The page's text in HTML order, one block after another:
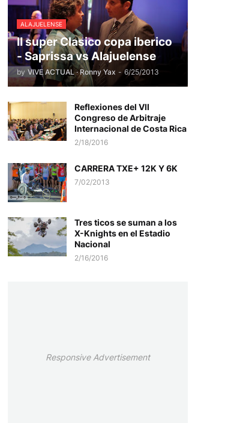
ALAJUELENSE
II super Clasico copa iberico
- Saprissa vs Alajuelense
by VIVE ACTUAL · Ronny Yax - 6/25/2013
Reflexiones del VII
Congreso de Arbitraje
Internacional de Costa Rica
2/18/2016
CARRERA TXE+ 12K Y 6K
7/02/2013
Tres ticos se suman a los
X-Knights en el Estadio
Nacional
2/16/2016
Responsive Advertisement